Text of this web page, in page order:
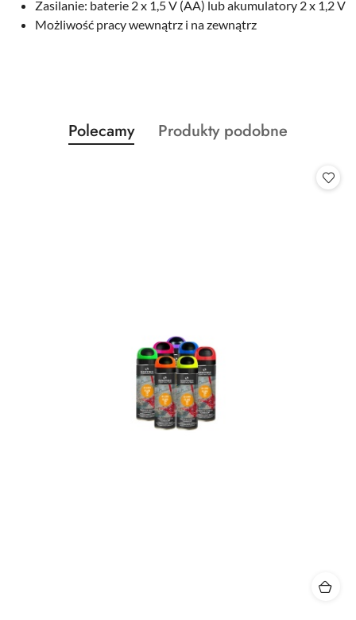
Zasilanie: baterie 2 x 1,5 V (AA) lub akumulatory 2 x 1,2 V
Możliwość pracy wewnątrz i na zewnątrz
Pomiń karuzelę produktów
Produkty
o
Polecamy
Produkty
Produkty podobne